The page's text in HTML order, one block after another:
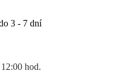
3 - 7 dní
hod.